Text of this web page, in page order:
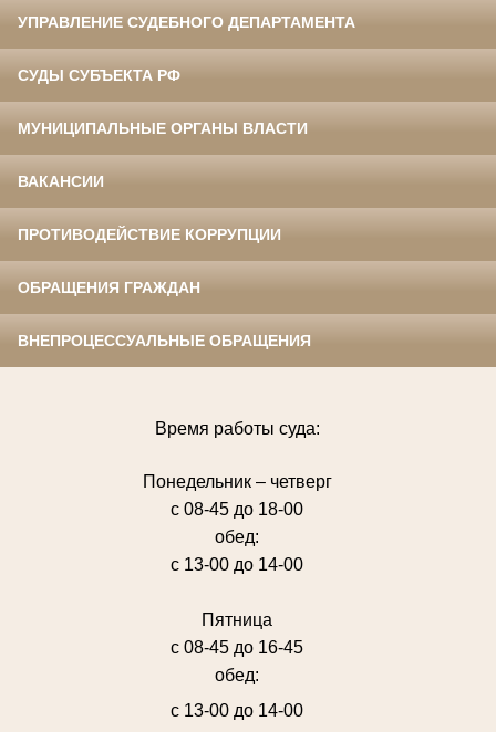
УПРАВЛЕНИЕ СУДЕБНОГО ДЕПАРТАМЕНТА
СУДЫ СУБЪЕКТА РФ
МУНИЦИПАЛЬНЫЕ ОРГАНЫ ВЛАСТИ
ВАКАНСИИ
ПРОТИВОДЕЙСТВИЕ КОРРУПЦИИ
ОБРАЩЕНИЯ ГРАЖДАН
ВНЕПРОЦЕССУАЛЬНЫЕ ОБРАЩЕНИЯ
Время работы суда:
Понедельник – четверг
с 08-45 до 18-00
обед:
с 13-00 до 14-00
Пятница
с 08-45 до 16-45
обед:
с 13-00 до 14-00